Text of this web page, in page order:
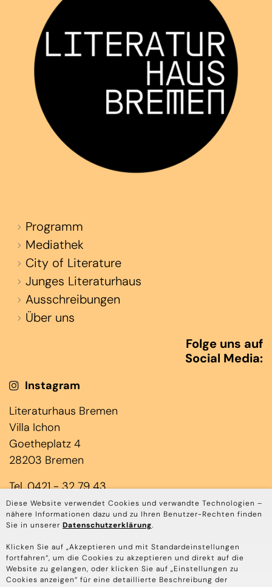
Diese Website verwendet Cookies und verwandte Technologien –
nähere Informationen dazu und zu Ihren Benutzer-Rechten finden
Sie in unserer Datenschutzerklärung.
Klicken Sie auf „Akzeptieren und mit Standardeinstellungen
fortfahren“, um die Cookies zu akzeptieren und direkt auf die
Website zu gelangen, oder klicken Sie auf „Einstellungen zu
Cookies anzeigen“ für eine detaillierte Beschreibung der
Programm
Mediathek
City of Literature
Junges Literaturhaus
Ausschreibungen
Über uns
Folge uns auf
Social Media:
Instagram
Literaturhaus Bremen
Villa Ichon
Goetheplatz 4
28203 Bremen
Tel. 0421 - 32 79 43
(Jens Laloire & Janin Rominger)
Mo bis Do 10.00 – 17.00 Uhr
Tel. 0421 - 45 85 3939
(Annika Depping & Stephanie Schaefers)
Mo bis Do 10.00 - 14.00 Uhr